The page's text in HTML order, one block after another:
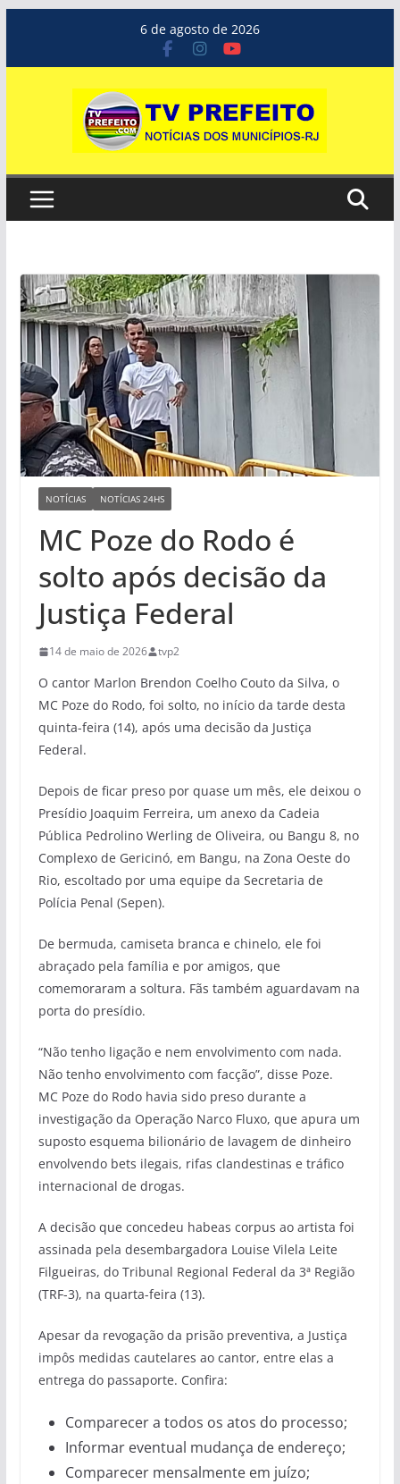
o
6 de agosto de 2026
NOTÍCIAS NOTÍCIAS 24HS
MC Poze do Rodo é
solto após decisão da
Justiça Federal
14 de maio de 2026 tvp2
O cantor Marlon Brendon Coelho Couto da Silva, o
MC Poze do Rodo, foi solto, no início da tarde desta
quinta-feira (14), após uma decisão da Justiça
Federal.
Depois de ficar preso por quase um mês, ele deixou o
Presídio Joaquim Ferreira, um anexo da Cadeia
Pública Pedrolino Werling de Oliveira, ou Bangu 8, no
Complexo de Gericinó, em Bangu, na Zona Oeste do
Rio, escoltado por uma equipe da Secretaria de
Polícia Penal (Sepen).
De bermuda, camiseta branca e chinelo, ele foi
abraçado pela família e por amigos, que
comemoraram a soltura. Fãs também aguardavam na
porta do presídio.
“Não tenho ligação e nem envolvimento com nada.
Não tenho envolvimento com facção”, disse Poze.
MC Poze do Rodo havia sido preso durante a
investigação da Operação Narco Fluxo, que apura um
suposto esquema bilionário de lavagem de dinheiro
envolvendo bets ilegais, rifas clandestinas e tráfico
internacional de drogas.
A decisão que concedeu habeas corpus ao artista foi
assinada pela desembargadora Louise Vilela Leite
Filgueiras, do Tribunal Regional Federal da 3ª Região
(TRF-3), na quarta-feira (13).
Apesar da revogação da prisão preventiva, a Justiça
impôs medidas cautelares ao cantor, entre elas a
entrega do passaporte. Confira:
Comparecer a todos os atos do processo;
Informar eventual mudança de endereço;
Comparecer mensalmente em juízo;